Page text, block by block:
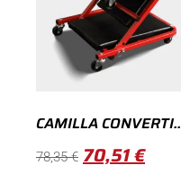
CAMILLA CONVERTI..
78,35€ 70,51€